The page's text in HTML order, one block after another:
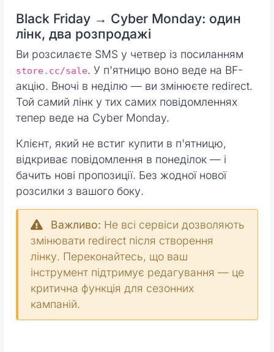
Black Friday → Cyber Monday: один
лінк, два розпродажі
Ви розсилаєте SMS у четвер із посиланням
store.cc/sale. У п'ятницю воно веде на BF-
акцію. Вночі в неділю — ви змінюєте redirect.
Той самий лінк у тих самих повідомленнях
тепер веде на Cyber Monday.
Клієнт, який не встиг купити в п'ятницю,
відкриває повідомлення в понеділок — і
бачить нові пропозиції. Без жодної нової
розсилки з вашого боку.
Важливо: Не всі сервіси дозволяють
змінювати redirect після створення
лінку. Переконайтесь, що ваш
інструмент підтримує редагування — це
критична функція для сезонних
кампаній.